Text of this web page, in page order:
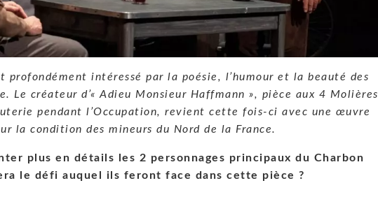
profondément intéressé par la poésie, l’humour et la beauté des
Le créateur d’« Adieu Monsieur Haffmann », pièce aux 4 Molières
pendant l’Occupation, revient cette fois-ci avec une œuvre
la condition des mineurs du Nord de la France.
plus en détails les 2 personnages principaux du Charbon
le défi auquel ils feront face dans cette pièce ?